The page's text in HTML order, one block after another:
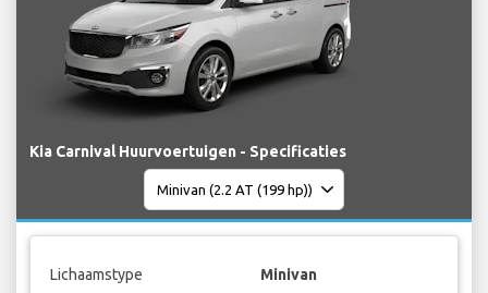
Kia Carnival Huurvoertuigen - Specificaties
Lichaamstype Minivan